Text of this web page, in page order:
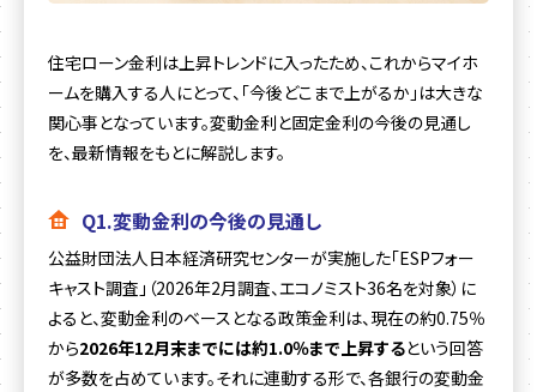
住宅ローン金利は上昇トレンドに入ったため、これからマイホ
ームを購入する人にとって、「今後どこまで上がるか」は大きな
関心事となっています。変動金利と固定金利の今後の見通し
を、最新情報をもとに解説します。
Q1.変動金利の今後の見通し
公益財団法人日本経済研究センターが実施した「ESPフォー
キャスト調査」（2026年2月調査、エコノミスト36名を対象）に
よると、変動金利のベースとなる政策金利は、現在の約0.75％
から2026年12月末までには約1.0％まで上昇するという回答
が多数を占めています。それに連動する形で、各銀行の変動金